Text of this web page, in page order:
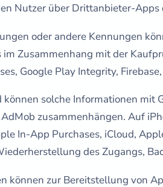
Nutzer über Drittanbieter-
oder andere Kennungen
im Zusammenhang mit der
Google Play Integrity,
solche Informationen mit
zusammenhängen. Auf
In-App Purchases, iCloud,
des Zugangs,
können zur Bereitstellung von